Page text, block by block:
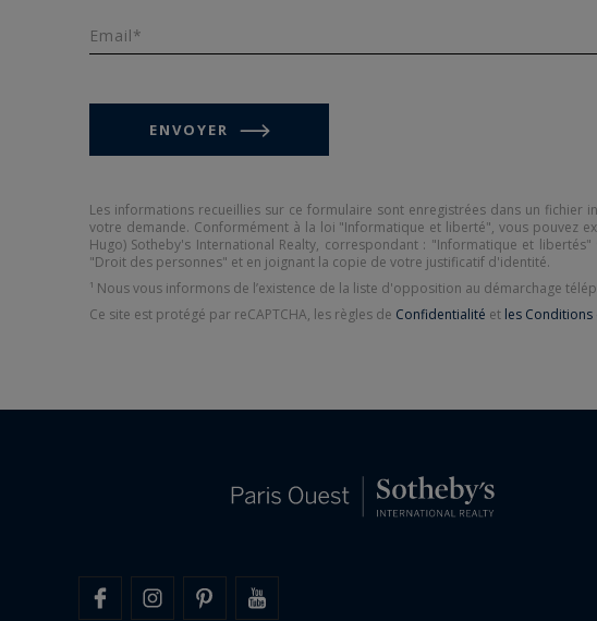
Email*
ENVOYER
Les informations recueillies sur ce formulaire sont enregistrées dans un fichier
votre demande. Conformément à la loi "Informatique et liberté", vous pouvez
Hugo) Sotheby's International Realty, correspondant : "Informatique et libertés"
"Droit des personnes" et en joignant la copie de votre justificatif d'identité.
¹ Nous vous informons de l’existence de la liste d'opposition au démarchage
Ce site est protégé par reCAPTCHA, les règles de Confidentialité et les